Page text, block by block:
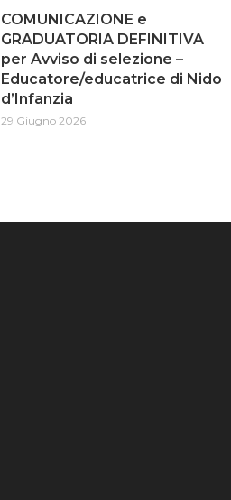
COMUNICAZIONE e
GRADUATORIA DEFINITIVA
per Avviso di selezione –
Educatore/educatrice di Nido
d’Infanzia
29 Giugno 2026